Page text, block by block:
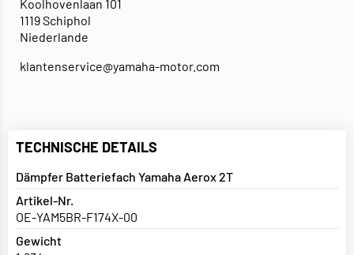
Koolhovenlaan 101
1119 Schiphol
Niederlande
klantenservice@yamaha-motor.com
TECHNISCHE DETAILS
Dämpfer Batteriefach Yamaha Aerox 2T
Artikel-Nr.
OE-YAM5BR-F174X-00
Gewicht